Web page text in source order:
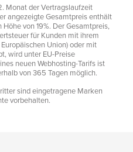
Monat der Vertragslaufzeit
angezeigte Gesamtpreis enthält
von 19%. Der Gesamtpreis,
für Kunden mit ihrem
Union) oder mit
wird unter EU-Preise
neuen Webhosting-Tarifs ist
von 365 Tagen möglich.
sind eingetragene Marken
vorbehalten.